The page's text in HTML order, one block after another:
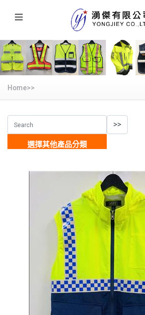
Home>>
選擇其他產品分類